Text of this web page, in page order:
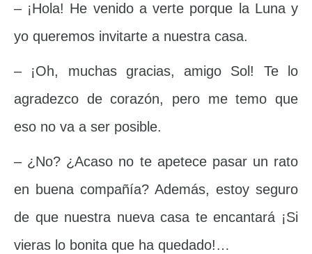
– ¡Hola! He venido a verte porque la Luna y
yo queremos invitarte a nuestra casa.
– ¡Oh, muchas gracias, amigo Sol! Te lo
agradezco de corazón, pero me temo que
eso no va a ser posible.
– ¿No? ¿Acaso no te apetece pasar un rato
en buena compañía? Además, estoy seguro
de que nuestra nueva casa te encantará ¡Si
vieras lo bonita que ha quedado!…